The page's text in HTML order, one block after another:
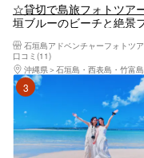
☆貸切で島旅フォトツア
垣ブルーのビーチと絶景
光も貸切』アドベンチャ
トツアー♪感謝を込め
♪☆選べる「午前or午後
と動画も無料プレゼント♪
口コミ(11)
沖縄県
石垣島・西表島・竹富島